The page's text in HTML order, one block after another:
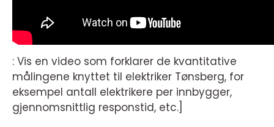
: Vis en video som forklarer de kvantitative
målingene knyttet til elektriker Tønsberg, for
eksempel antall elektrikere per innbygger,
gjennomsnittlig responstid, etc.]